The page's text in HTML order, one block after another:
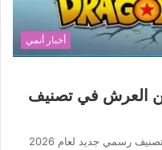
أخبار أنمي
العرش في تصنيف
ون بيس يزيح دراغون بول عن العرش في تصنيف رسمي جديد لعام 2026